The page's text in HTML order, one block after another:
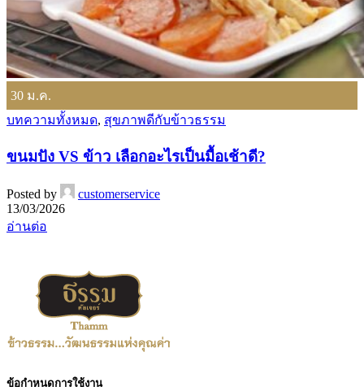
30 ม.ค.
บทความทั้งหมด, สุขภาพดีกับข้าวธรรม
ขนมปัง VS ข้าว เลือกอะไรเป็นมื้อเช้าดี?
Posted by
customerservice
13/03/2026
อ่านต่อ
ข้อกำหนดการใช้งาน